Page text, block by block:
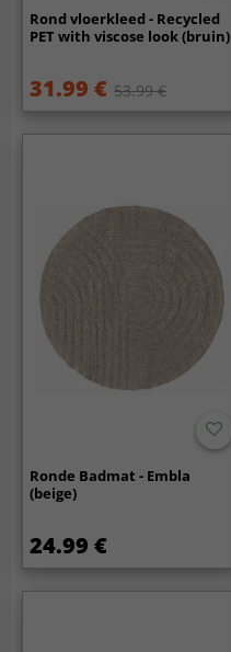
Rond vloerkleed - Recycled
PET with viscose look (bruin)
31.99 € 53.99 €
Ronde Badmat - Embla
(beige)
24.99 €